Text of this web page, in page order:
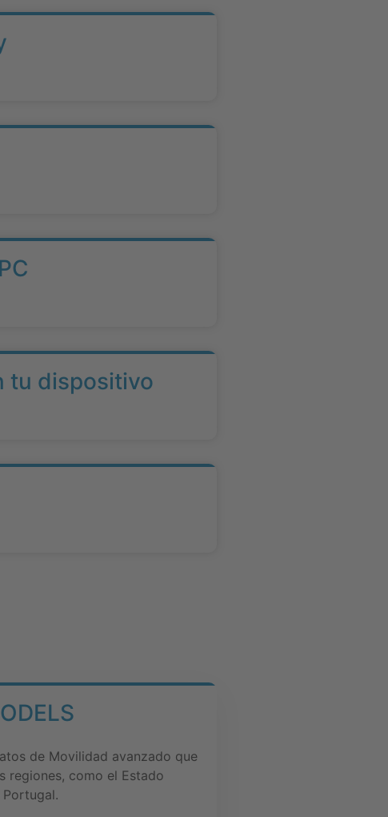
tu dispositivo
de Movilidad avanzado que
regiones, como el Estado